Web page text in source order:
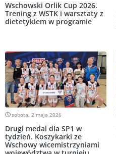
Wschowski Orlik Cup 2026.
Trening z WSTK i warsztaty z
dietetykiem w programie
sobota, 2 maja 2026
Drugi medal dla SP1 w
tydzień. Koszykarki ze
Wschowy wicemistrzyniami